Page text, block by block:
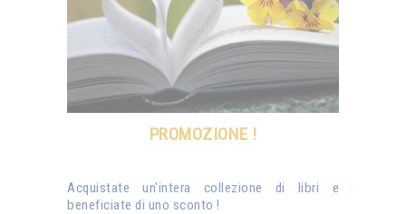
PROMOZIONE !
Acquistate un'intera collezione di libri e
beneficiate di uno sconto !